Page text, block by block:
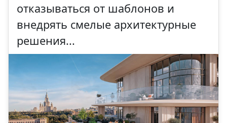
отказываться от шаблонов и
внедрять смелые архитектурные
решения...